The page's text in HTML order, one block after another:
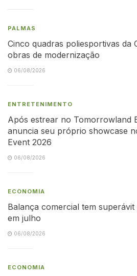
PALMAS
Cinco quadras poliesportivas da
obras de modernização
06/08/2026
ENTRETENIMENTO
Após estrear no Tomorrowland
anuncia seu próprio showcase
Event 2026
06/08/2026
ECONOMIA
Balança comercial tem superávit
em julho
06/08/2026
ECONOMIA